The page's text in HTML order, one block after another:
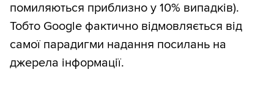
помиляються приблизно у 10% випадків).
Тобто Google фактично відмовляється від
самої парадигми надання посилань на
джерела інформації.